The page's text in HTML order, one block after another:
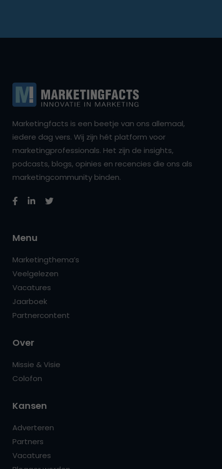
Marketingfacts is een beetje van ons allemaal,
iedere dag vers. Wij zijn hét platform voor
marketingprofessionals. Het zijn de insights,
podcasts, blogs, opinies en recencies die ons als
marketingcommunity binden.
Menu
Marketingthema’s
Veelgelezen
Vacatures
Jaarboek
Partnercontent
Over
Missie & Visie
Colofon
Kansen
Adverteren
Partners
Vacatures